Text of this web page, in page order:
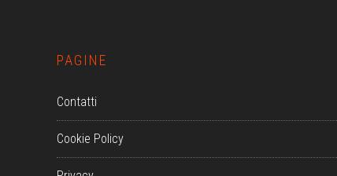
PAGINE
Contatti
Cookie Policy